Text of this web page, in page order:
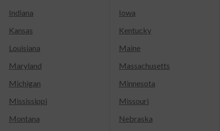
Indiana
Iowa
Kansas
Kentucky
Louisiana
Maine
Maryland
Massachusetts
Michigan
Minnesota
Mississippi
Missouri
Montana
Nebraska